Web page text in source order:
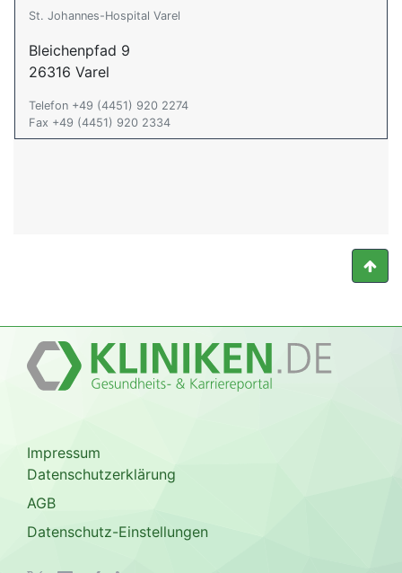
St. Johannes-Hospital Varel
Bleichenpfad 9
26316 Varel
Telefon +49 (4451) 920 2274
Fax +49 (4451) 920 2334
Impressum
Datenschutzerklärung
AGB
Datenschutz-Einstellungen